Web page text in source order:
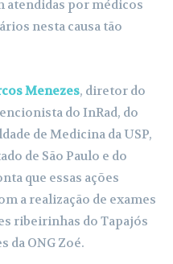
atendidas por médicos
nesta causa tão
Menezes, diretor do
do InRad, do
de Medicina da USP,
de São Paulo e do
que essas ações
a realização de exames
ribeirinhas do Tapajós
da ONG Zoé.